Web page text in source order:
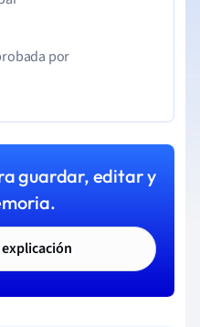
por
guardar, editar y